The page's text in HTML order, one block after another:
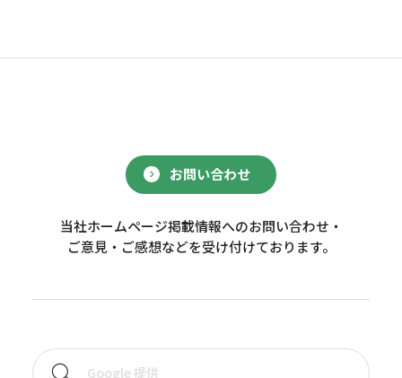
お問い合わせ
当社ホームページ掲載情報へのお問い合わせ・
ご意見・ご感想などを受け付けております。